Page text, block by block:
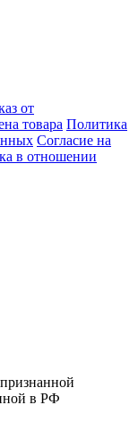
от
товара Политика
Согласие на
в отношении
в РФ